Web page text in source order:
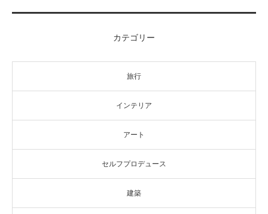
カテゴリー
旅行
インテリア
アート
セルフプロデュース
建築